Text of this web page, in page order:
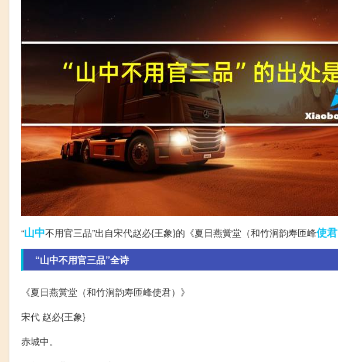
“山中不用官三品”出自宋代赵必{王象}的《夏日燕黉堂（和竹涧韵寿匝峰使君
“山中不用官三品”全诗
《夏日燕黉堂（和竹涧韵寿匝峰使君）》
宋代 赵必{王象}
赤城中。